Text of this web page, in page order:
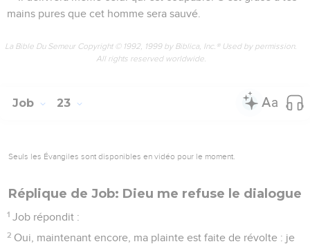
mains pures que cet homme sera sauvé.
La Bible Du Semeur Copyright © 1992, 1999 by Biblica, Inc.® Used by permission.
All rights reserved worldwide.
Job 23
Seuls les Évangiles sont disponibles en vidéo pour le moment.
Réplique de Job: Dieu me refuse le dialogue
1 Job répondit :
2 Oui, maintenant encore, ma plainte est faite de révolte : je